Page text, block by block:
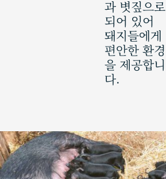
과 볏짚으로
되어 있어
돼지들에게
편안한 환경
을 제공합니
다.